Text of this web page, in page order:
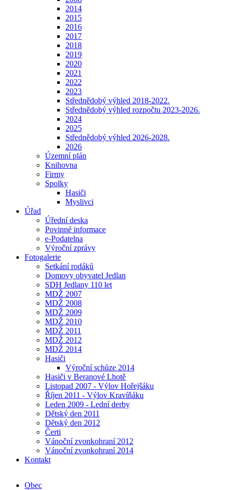
2014
2015
2016
2017
2018
2019
2020
2021
2022
2023
Střednědobý výhled 2018-2022.
Střednědobý výhled rozpočtu 2023-2026.
2024
2025
Střednědobý výhled 2026-2028.
2026
Územní plán
Knihovna
Firmy
Spolky
Hasiči
Myslivci
Úřad
Úřední deska
Povinné informace
e-Podatelna
Výroční zprávy
Fotogalerie
Setkání rodáků
Domovy obyvatel Jedlan
SDH Jedlany 110 let
MDŽ 2007
MDŽ 2008
MDŽ 2009
MDŽ 2010
MDŽ 2011
MDŽ 2012
MDŽ 2014
Hasiči
Výroční schůze 2014
Hasiči v Beranové Lhotě
Listopad 2007 - Výlov Hořejšáku
Říjen 2011 - Výlov Kravíňáku
Leden 2009 - Lední derby
Dětský den 2011
Dětský den 2012
Čerti
Vánoční zvonkohraní 2012
Vánoční zvonkohraní 2014
Kontakt
Obec